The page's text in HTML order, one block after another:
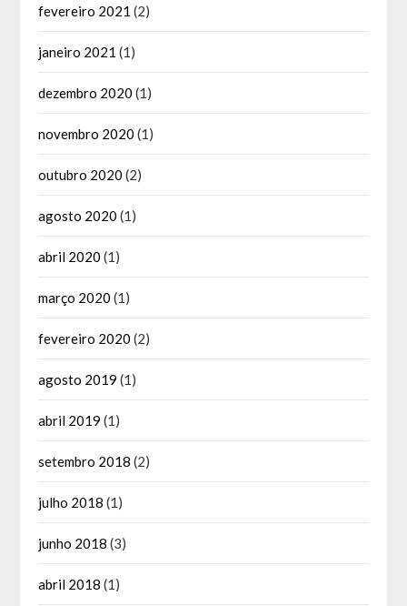
fevereiro 2021 (2)
janeiro 2021 (1)
dezembro 2020 (1)
novembro 2020 (1)
outubro 2020 (2)
agosto 2020 (1)
abril 2020 (1)
março 2020 (1)
fevereiro 2020 (2)
agosto 2019 (1)
abril 2019 (1)
setembro 2018 (2)
julho 2018 (1)
junho 2018 (3)
abril 2018 (1)